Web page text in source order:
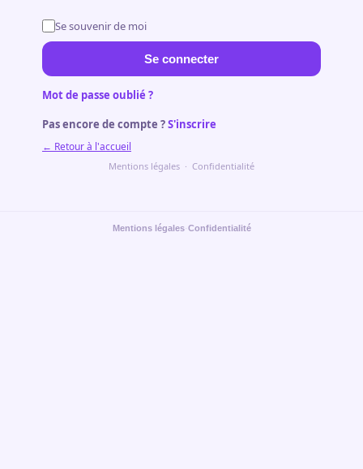
Se souvenir de moi
Se connecter
Mot de passe oublié ?
Pas encore de compte ?S'inscrire
← Retour à l'accueil
Mentions légales · Confidentialité
Mentions légales·Confidentialité